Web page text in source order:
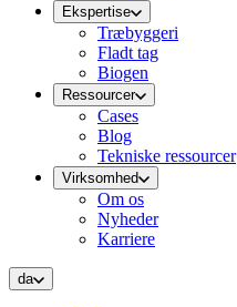
Ekspertise
Træbyggeri
Fladt tag
Biogen
Ressourcer
Cases
Blog
Tekniske ressourcer
Virksomhed
Om os
Nyheder
Karriere
da